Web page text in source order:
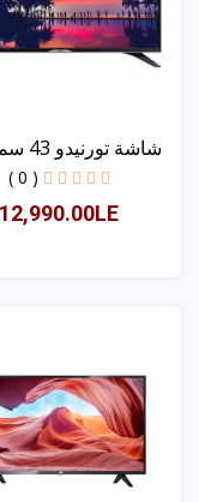
شاشة تورنيدو 43 سمارت
( 0 )
12,990.00LE